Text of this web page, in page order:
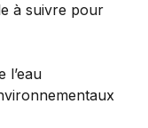
à suivre pour
l’eau